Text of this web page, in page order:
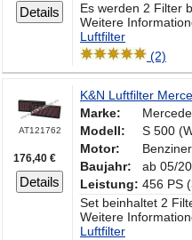
Details
Es werden 2 Filter
Weitere
Luftfilter
(2)
AT121762
176,40 €
Details
K&N Luftfilter
Marke:
Modell:
S 500
Motor:
Benziner
Baujahr:
ab 05/
Leistung: 456 PS
Set beinhaltet 2
Weitere
Luftfilter